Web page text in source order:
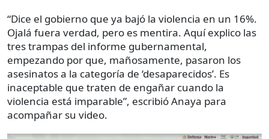
“Dice el gobierno que ya bajó la violencia en un 16%.
Ojalá fuera verdad, pero es mentira. Aquí explico las
tres trampas del informe gubernamental,
empezando por que, mañosamente, pasaron los
asesinatos a la categoría de ‘desaparecidos’. Es
inaceptable que traten de engañar cuando la
violencia está imparable”, escribió Anaya para
acompañar su video.